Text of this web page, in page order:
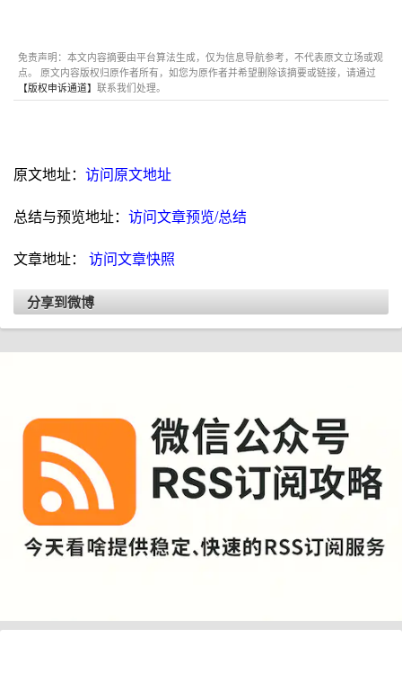
免责声明：本文内容摘要由平台算法生成，仅为信息导航参考，不代表原文立场或观
点。 原文内容版权归原作者所有，如您为原作者并希望删除该摘要或链接，请通过
【版权申诉通道】 联系我们处理。
原文地址： 访问原文地址
总结与预览地址： 访问文章预览/总结
文章地址： 访问文章快照
分享到微博